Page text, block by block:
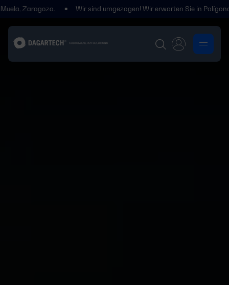
Wir sind umgezogen! Wir erwarten Sie in Polígono Centrovía,